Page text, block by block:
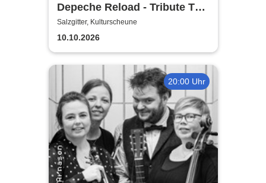
Depeche Reload - Tribute To
Depeche Mode
Salzgitter, Kulturscheune
10.10.2026
20:00 Uhr